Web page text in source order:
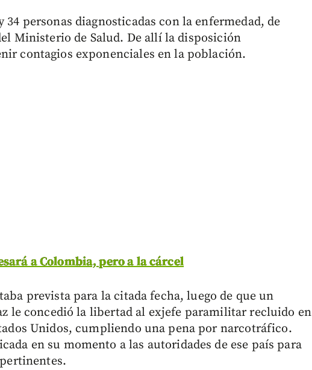
personas diagnosticadas con la enfermedad, de
Ministerio de Salud. De allí la disposición
contagios exponenciales en la población.
a Colombia, pero a la cárcel
prevista para la citada fecha, luego de que un
le concedió la libertad al exjefe paramilitar recluido en
Unidos, cumpliendo una pena por narcotráfico.
en su momento a las autoridades de ese país para